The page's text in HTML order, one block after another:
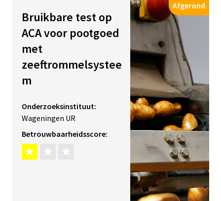
Bruikbare test op
ACA voor pootgoed
met
zeeftrommelsystee
m
Onderzoeksinstituut:
Wageningen UR
Betrouwbaarheidsscore:
Afgerond